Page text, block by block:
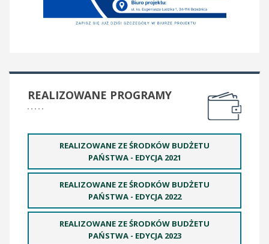
REALIZOWANE PROGRAMY
REALIZOWANE ZE ŚRODKÓW BUDŻETU
PAŃSTWA - EDYCJA 2021
REALIZOWANE ZE ŚRODKÓW BUDŻETU
PAŃSTWA - EDYCJA 2022
REALIZOWANE ZE ŚRODKÓW BUDŻETU
PAŃSTWA - EDYCJA 2023